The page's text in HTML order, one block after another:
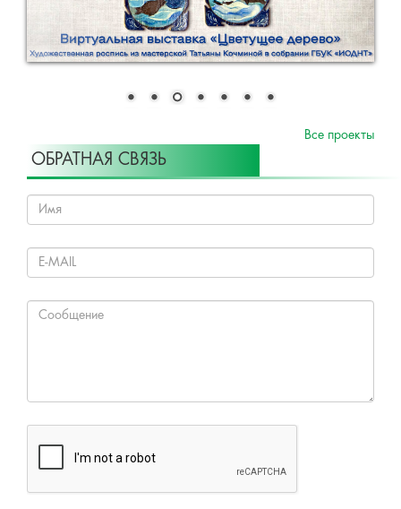
Все проекты
ОБРАТНАЯ СВЯЗЬ